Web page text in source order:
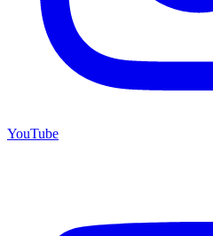
YouTube